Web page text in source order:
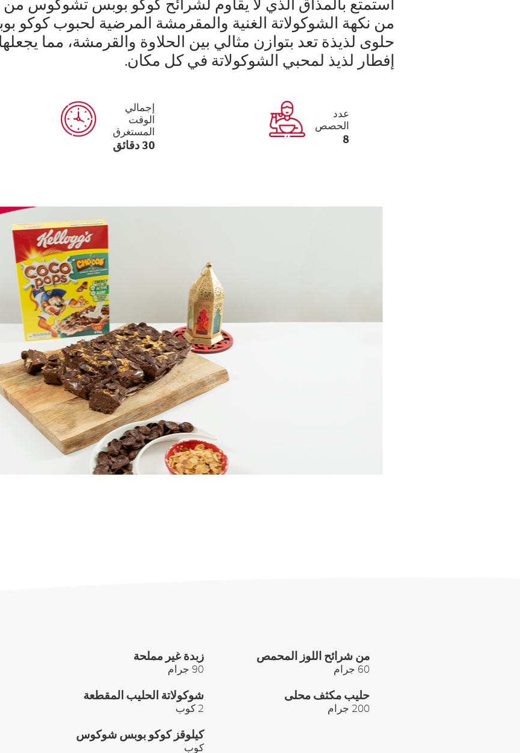
استمتع بالمذاق الذي لا يقاوم لشرائح كوكو بوبس تشوكوس
من نكهة الشوكولاتة الغنية والمقرمشة المرضية لحبوب
حلوى لذيذة تعد بتوازن مثالي بين الحلاوة والقرمشة، مما
إفطار لذيذ لمحبي الشوكولاتة في كل مكان.
إجمالي
الوقت
المستغرق
30 دقائق
عدد
الحصص
8
زبدة غير مملحة
90 جرام
شوكولاتة الحليب المقطعة
2 كوب
كيلوقز كوكو بوبس شوكوس
كوب
من شرائح اللوز المحمص
60 جرام
حليب مكثف محلى
200 جرام